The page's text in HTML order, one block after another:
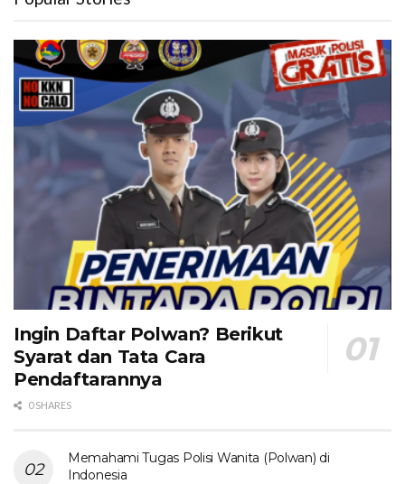
Ingin Daftar Polwan? Berikut
Syarat dan Tata Cara
Pendaftarannya
0 SHARES
Memahami Tugas Polisi Wanita (Polwan) di
Indonesia